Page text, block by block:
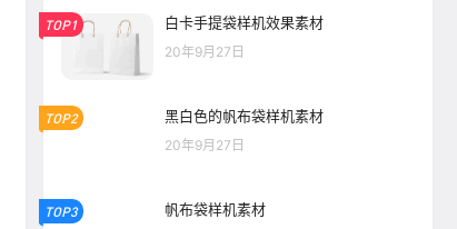
TOP1 白卡手提袋样机效果素材
20年9月27日
TOP2 黑白色的帆布袋样机素材
20年9月27日
TOP3 帆布袋样机素材